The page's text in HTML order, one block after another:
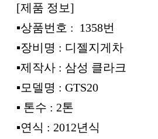
[제품 정보]
▪︎상품번호 : 1358번
▪︎장비명 : 디젤지게차
▪︎제작사 : 삼성 클라크
▪︎모델명 : GTS20
▪︎ 톤수 : 2톤
▪︎연식 : 2012년식